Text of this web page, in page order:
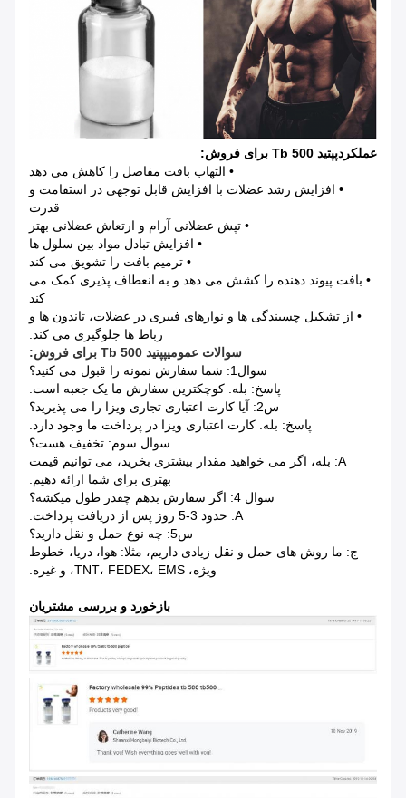
عملکردپپتید Tb 500 برای فروش:
• التهاب بافت مفاصل را کاهش می دهد
• افزایش رشد عضلات با افزایش قابل توجهی در استقامت و
قدرت
• تپش عضلانی آرام و ارتعاش عضلانی بهتر
• افزایش تبادل مواد بین سلول ها
• ترمیم بافت را تشویق می کند
• بافت پیوند دهنده را کشش می دهد و به انعطاف پذیری کمک می
کند
• از تشکیل چسبندگی ها و نوارهای فیبری در عضلات، تاندون ها و
رباط ها جلوگیری می کند.
سوالات عمومیپپتید Tb 500 برای فروش:
سوال1: شما سفارش نمونه را قبول می کنید؟
پاسخ: بله. کوچکترین سفارش ما یک جعبه است.
س2: آیا کارت اعتباری تجاری ویزا را می پذیرید؟
پاسخ: بله. کارت اعتباری ویزا در پرداخت ما وجود دارد.
سوال سوم: تخفیف هست؟
A: بله، اگر می خواهید مقدار بیشتری بخرید، می توانیم قیمت
بهتری برای شما ارائه دهیم.
سوال 4: اگر سفارش بدهم چقدر طول میکشه؟
A: حدود 3-5 روز پس از دریافت پرداخت.
س5: چه نوع حمل و نقل دارید؟
ج: ما روش های حمل و نقل زیادی داریم، مثلا: هوا، دریا، خطوط
ویژه، TNT، FEDEX، EMS، و غیره.
بازخورد و بررسی مشتریان